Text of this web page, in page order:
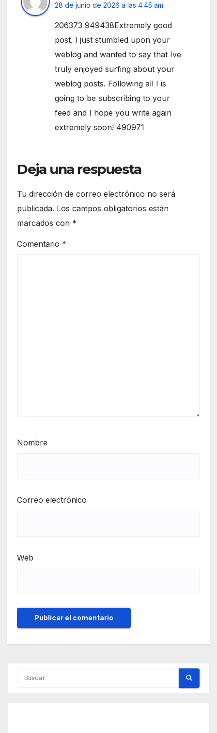
28 de junio de 2026 a las 4:45 am
206373 949438Extremely good
post. I just stumbled upon your
weblog and wanted to say that Ive
truly enjoyed surfing about your
weblog posts. Following all I is
going to be subscribing to your
feed and I hope you write again
extremely soon! 490971
Deja una respuesta
Tu dirección de correo electrónico no será
publicada. Los campos obligatorios están
marcados con *
Comentario *
Nombre
Correo electrónico
Web